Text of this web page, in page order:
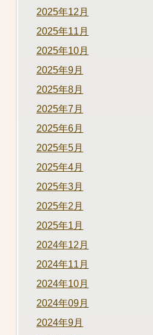
2025年12月
2025年11月
2025年10月
2025年9月
2025年8月
2025年7月
2025年6月
2025年5月
2025年4月
2025年3月
2025年2月
2025年1月
2024年12月
2024年11月
2024年10月
2024年09月
2024年9月